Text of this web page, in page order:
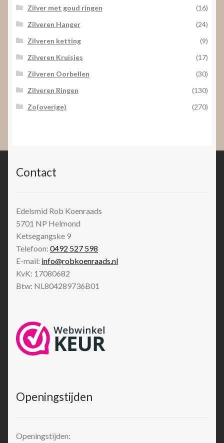
Zilver met goud ringen
(16)
Zilveren Hanger
(24)
Zilveren ketting
(9)
Zilveren Kruisjes
(17)
Zilveren Oorbellen
(30)
Zilveren Ringen
(130)
Zo(overige)
(270)
Contact
Edelsmid Rob Koenraads
5701 NP Helmond
Ketsegangske 9
Telefoon: 0492 527 598
E-mail: info@robkoenraads.nl
KvK: 17080682
Btw: NL804289736B01
Openingstijden
Openingstijden: